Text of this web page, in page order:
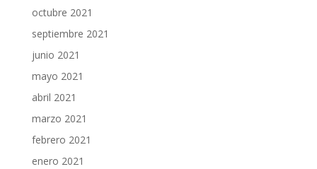
octubre 2021
septiembre 2021
junio 2021
mayo 2021
abril 2021
marzo 2021
febrero 2021
enero 2021